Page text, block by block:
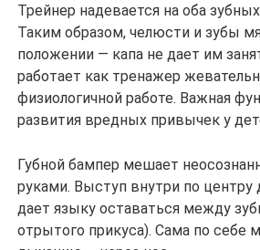
Трейнер надевается на оба
Таким образом, челюсти и зубы
положении — капа не дает им
работает как тренажер
физиологичной работе. Важная
развития вредных привычек у
Губной бампер мешает
руками. Выступ внутри по
дает языку оставаться между
отрытого прикуса). Сама по себе